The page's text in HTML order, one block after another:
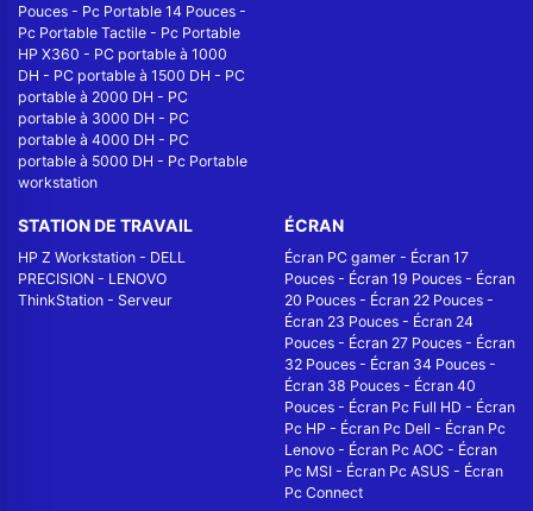
Pouces - Pc Portable 14 Pouces -
Pc Portable Tactile - Pc Portable
HP X360 - PC portable à 1000
DH - PC portable à 1500 DH - PC
portable à 2000 DH - PC
portable à 3000 DH - PC
portable à 4000 DH - PC
portable à 5000 DH - Pc Portable
workstation
STATION DE TRAVAIL
HP Z Workstation - DELL
PRECISION - LENOVO
ThinkStation - Serveur
ÉCRAN
Écran PC gamer - Écran 17
Pouces - Écran 19 Pouces - Écran
20 Pouces - Écran 22 Pouces -
Écran 23 Pouces - Écran 24
Pouces - Écran 27 Pouces - Écran
32 Pouces - Écran 34 Pouces -
Écran 38 Pouces - Écran 40
Pouces - Écran Pc Full HD - Écran
Pc HP - Écran Pc Dell - Écran Pc
Lenovo - Écran Pc AOC - Écran
Pc MSI - Écran Pc ASUS - Écran
Pc Connect